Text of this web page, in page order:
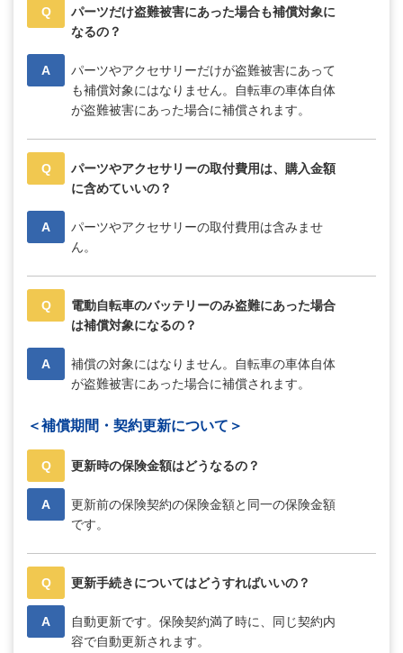
Q
パーツだけ盗難被害にあった場合も補償対象に
なるの？
A
パーツやアクセサリーだけが盗難被害にあって
も補償対象にはなりません。自転車の車体自体
が盗難被害にあった場合に補償されます。
Q
パーツやアクセサリーの取付費用は、購入金額
に含めていいの？
A
パーツやアクセサリーの取付費用は含みませ
ん。
Q
電動自転車のバッテリーのみ盗難にあった場合
は補償対象になるの？
A
補償の対象にはなりません。自転車の車体自体
が盗難被害にあった場合に補償されます。
＜補償期間・契約更新について＞
Q 更新時の保険金額はどうなるの？
A
更新前の保険契約の保険金額と同一の保険金額
です。
Q 更新手続きについてはどうすればいいの？
A
自動更新です。保険契約満了時に、同じ契約内
容で自動更新されます。